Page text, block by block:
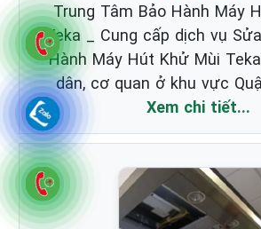
Trung Tâm Bảo Hành Máy
Teka _ Cung cấp dịch vụ
Hành Máy Hút Khử Mùi
dân, cơ quan ở khu vực
Xem chi tiết...